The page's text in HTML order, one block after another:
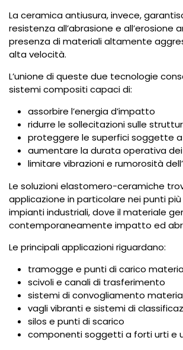
La ceramica antiusura, invece,
resistenza all’abrasione e all’erosione
presenza di materiali altamente
alta velocità.
L’unione di queste due tecnologie
sistemi compositi capaci di:
assorbire l’energia d’impatto
ridurre le sollecitazioni sulle
proteggere le superfici soggette
aumentare la durata operativa
limitare vibrazioni e rumorosità
Le soluzioni elastomero-ceramiche
applicazione in particolare nei punti
impianti industriali, dove il materiale
contemporaneamente impatto ed
Le principali applicazioni riguardano:
tramogge e punti di carico
scivoli e canali di trasferimento
sistemi di convogliamento
vagli vibranti e sistemi di
silos e punti di scarico
componenti soggetti a forti urti e